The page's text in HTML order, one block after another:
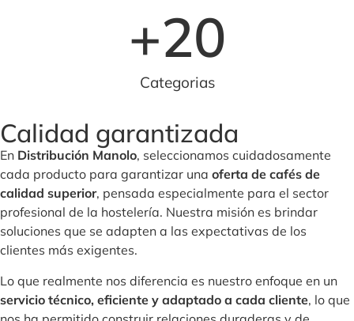
Categorias
+20
Calidad garantizada
En Distribución Manolo, seleccionamos cuidadosamente
cada producto para garantizar una oferta de cafés de
calidad superior, pensada especialmente para el sector
profesional de la hostelería. Nuestra misión es brindar
soluciones que se adapten a las expectativas de los
clientes más exigentes.
Lo que realmente nos diferencia es nuestro enfoque en un
servicio técnico, eficiente y adaptado a cada cliente, lo que